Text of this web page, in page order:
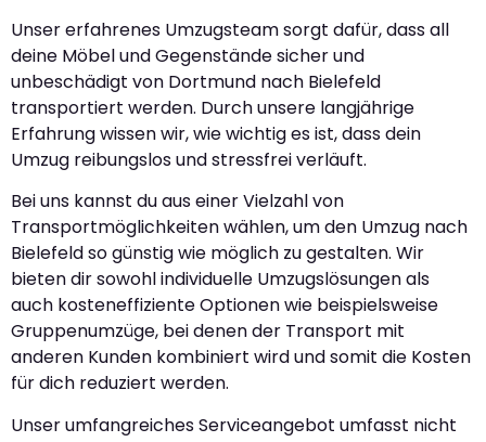
Unser erfahrenes Umzugsteam sorgt dafür, dass all
deine Möbel und Gegenstände sicher und
unbeschädigt von Dortmund nach Bielefeld
transportiert werden. Durch unsere langjährige
Erfahrung wissen wir, wie wichtig es ist, dass dein
Umzug reibungslos und stressfrei verläuft.
Bei uns kannst du aus einer Vielzahl von
Transportmöglichkeiten wählen, um den Umzug nach
Bielefeld so günstig wie möglich zu gestalten. Wir
bieten dir sowohl individuelle Umzugslösungen als
auch kosteneffiziente Optionen wie beispielsweise
Gruppenumzüge, bei denen der Transport mit
anderen Kunden kombiniert wird und somit die Kosten
für dich reduziert werden.
Unser umfangreiches Serviceangebot umfasst nicht